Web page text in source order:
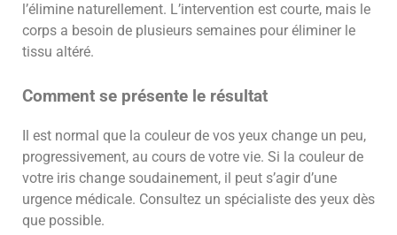
l’élimine naturellement. L’intervention est courte, mais le
corps a besoin de plusieurs semaines pour éliminer le
tissu altéré.
Comment se présente le résultat
Il est normal que la couleur de vos yeux change un peu,
progressivement, au cours de votre vie. Si la couleur de
votre iris change soudainement, il peut s’agir d’une
urgence médicale. Consultez un spécialiste des yeux dès
que possible.